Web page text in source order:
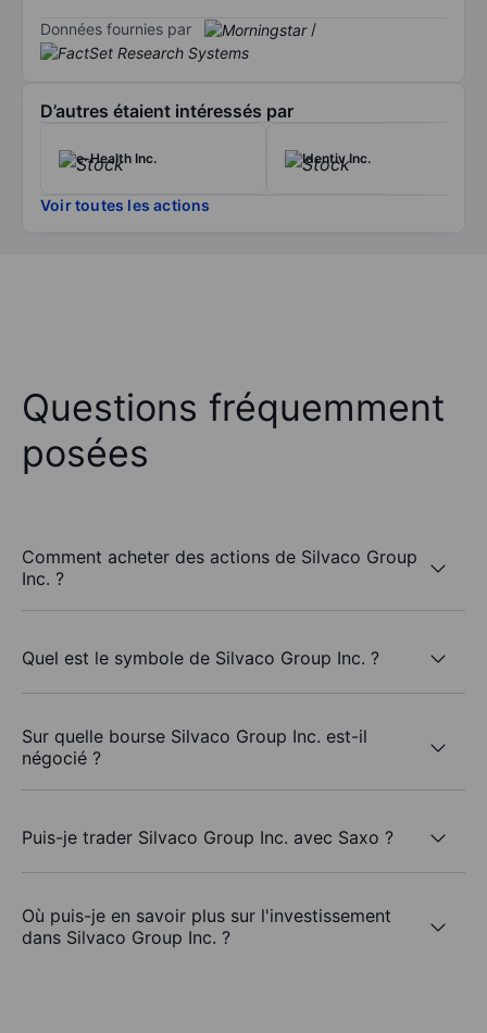
Données fournies par /
D’autres étaient intéressés par
e-Health Inc. Identiv Inc.
Voir toutes les actions
Questions fréquemment
posées
Comment acheter des actions de Silvaco Group
Inc. ?
Quel est le symbole de Silvaco Group Inc. ?
Sur quelle bourse Silvaco Group Inc. est-il
négocié ?
Puis-je trader Silvaco Group Inc. avec Saxo ?
Où puis-je en savoir plus sur l'investissement
dans Silvaco Group Inc. ?